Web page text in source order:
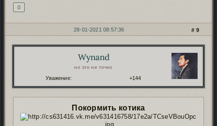
0
9
28-01-2021 08:57:36
Wynand
но это не точно
Уважение: +144
Покормить котика